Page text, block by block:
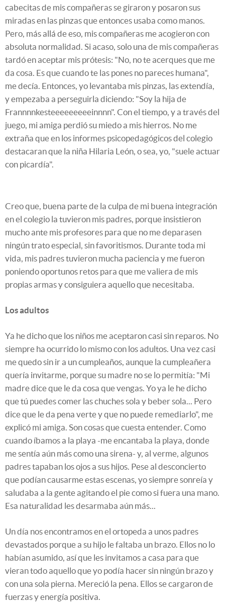
cabecitas de mis compañeras se giraron y posaron sus
miradas en las pinzas que entonces usaba como manos.
Pero, más allá de eso, mis compañeras me acogieron con
absoluta normalidad. Si acaso, solo una de mis compañeras
tardó en aceptar mis prótesis: "No, no te acerques que me
da cosa. Es que cuando te las pones no pareces humana",
me decía. Entonces, yo levantaba mis pinzas, las extendía,
y empezaba a perseguirla diciendo: "Soy la hija de
Frannnnkesteeeeeeeeeinnnn". Con el tiempo, y a través del
juego, mi amiga perdió su miedo a mis hierros. No me
extraña que en los informes psicopedagógicos del colegio
destacaran que la niña Hilaria León, o sea, yo, "suele actuar
con picardía".
Creo que, buena parte de la culpa de mi buena integración
en el colegio la tuvieron mis padres, porque insistieron
mucho ante mis profesores para que no me deparasen
ningún trato especial, sin favoritismos. Durante toda mi
vida, mis padres tuvieron mucha paciencia y me fueron
poniendo oportunos retos para que me valiera de mis
propias armas y consiguiera aquello que necesitaba.
Los adultos
Ya he dicho que los niños me aceptaron casi sin reparos. No
siempre ha ocurrido lo mismo con los adultos. Una vez casi
me quedo sin ir a un cumpleaños, aunque la cumpleañera
quería invitarme, porque su madre no se lo permitía: "Mi
madre dice que le da cosa que vengas. Yo ya le he dicho
que tú puedes comer las chuches sola y beber sola... Pero
dice que le da pena verte y que no puede remediarlo", me
explicó mi amiga. Son cosas que cuesta entender. Como
cuando íbamos a la playa -me encantaba la playa, donde
me sentía aún más como una sirena- y, al verme, algunos
padres tapaban los ojos a sus hijos. Pese al desconcierto
que podían causarme estas escenas, yo siempre sonreía y
saludaba a la gente agitando el pie como si fuera una mano.
Esa naturalidad les desarmaba aún más...
Un día nos encontramos en el ortopeda a unos padres
devastados porque a su hijo le faltaba un brazo. Ellos no lo
habían asumido, así que les invitamos a casa para que
vieran todo aquello que yo podía hacer sin ningún brazo y
con una sola pierna. Mereció la pena. Ellos se cargaron de
fuerzas y energía positiva.